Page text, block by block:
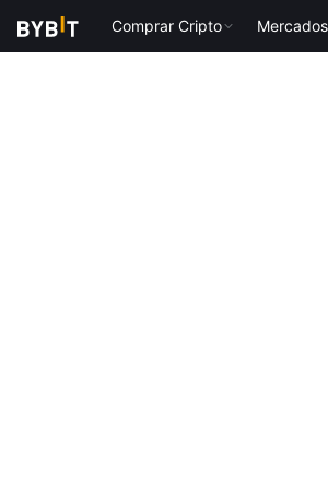
Comprar Cripto Mercados